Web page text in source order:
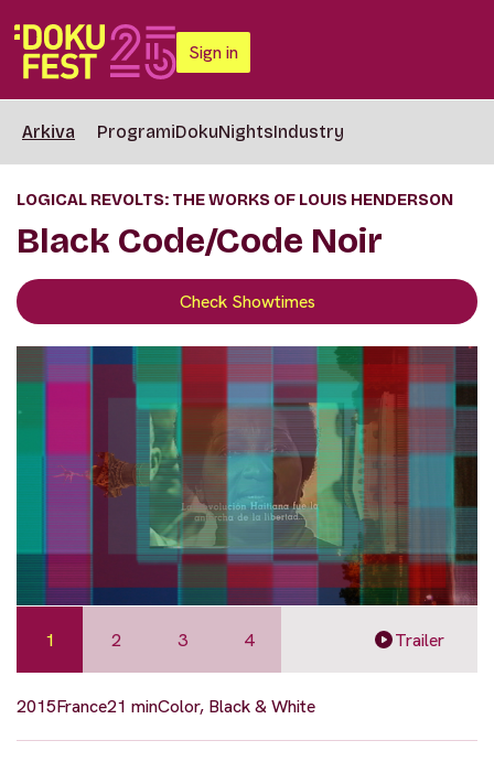
Sign in
Arkiva ProgramiDokuNightsIndustry
LOGICAL REVOLTS: THE WORKS OF LOUIS HENDERSON
Black Code/Code Noir
Check Showtimes
1 2 3 4 Trailer
2015France21 minColor, Black & White